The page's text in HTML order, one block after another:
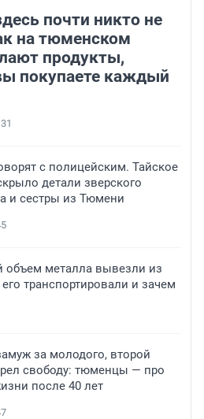
почти никто не
на тюменском
продукты,
покупаете каждый
с полицейским. Тайское
детали зверского
и сестры из Тюмени
объем металла вывезли из
транспортировали и зачем
за молодого, второй
свободу: тюменцы — про
после 40 лет